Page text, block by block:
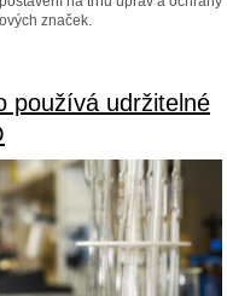
značek.
používá udržitelné